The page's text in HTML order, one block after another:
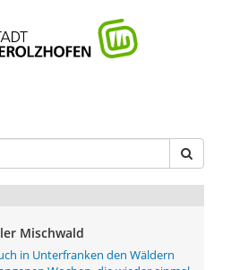
Mischwald
in Unterfranken den Wäldern